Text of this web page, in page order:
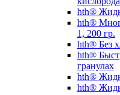
hth®
hth®
1, 200 гр.
hth® Без
hth®
гранулах
hth®
hth®